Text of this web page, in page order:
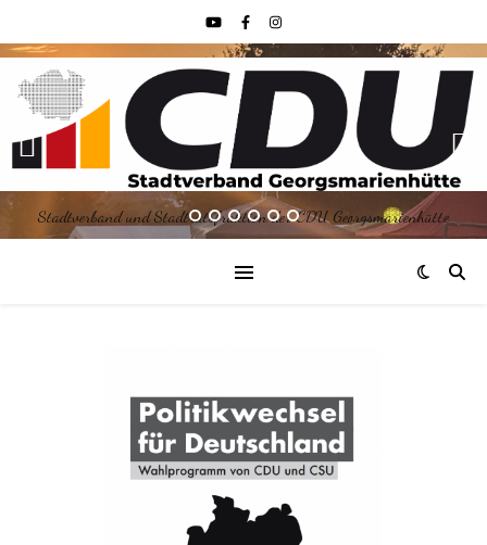
Stadtverband und Stadtratsfraktion der CDU Georgsmarienhütte